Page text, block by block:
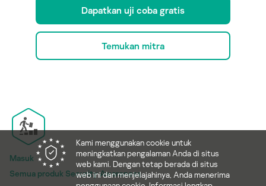
Dapatkan uji coba gratis
Temukan mitra
Masuk
Semua produk Security Awareness
Kami menggunakan cookie untuk
meningkatkan pengalaman Anda di situs
web kami. Dengan tetap berada di situs
web ini dan menjelajahinya, Anda menerima